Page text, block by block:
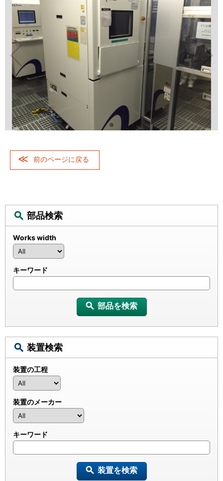
前のページに戻る
部品検索
Works width
キーワード
部品を検索
装置検索
装置の工程
装置のメーカー
キーワード
装置を検索